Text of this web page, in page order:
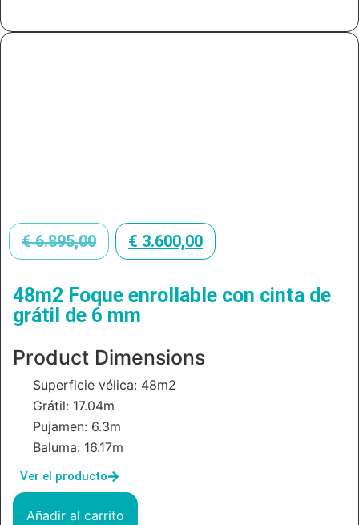
€6.895,00 € 3.600,00
48m2 Foque enrollable con cinta de
grátil de 6 mm
Product Dimensions
Superficie vélica: 48m2
Grátil: 17.04m
Pujamen: 6.3m
Baluma: 16.17m
Ver el producto
Añadir al carrito